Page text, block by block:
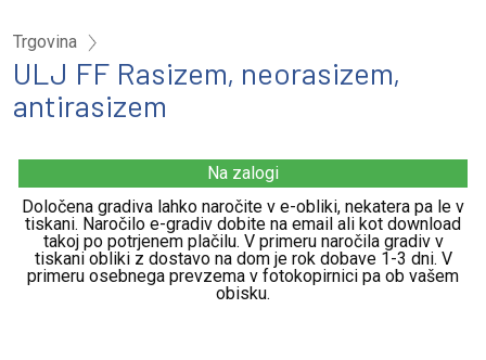
Trgovina
ULJ FF Rasizem, neorasizem,
antirasizem
Na zalogi
Določena gradiva lahko naročite v e-obliki, nekatera pa le v
tiskani. Naročilo e-gradiv dobite na email ali kot download
takoj po potrjenem plačilu. V primeru naročila gradiv v
tiskani obliki z dostavo na dom je rok dobave 1-3 dni. V
primeru osebnega prevzema v fotokopirnici pa ob vašem
obisku.